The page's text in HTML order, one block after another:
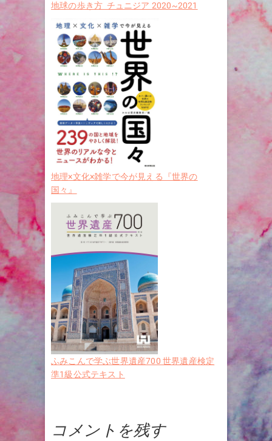
地球の歩き方 チュニジア 2020~2021
地理×文化×雑学で今が見える『世界の
国々』
ふみこんで学ぶ世界遺産700 世界遺産検定
準1級公式テキスト
コメントを残す